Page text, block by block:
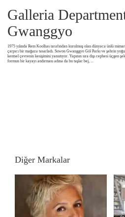
Galleria
Gwanggyo
1975 yılında Rem Koolhas tarafından kurulmuş olan dünyaca ünlü
çarpıcı bir mağaza tasarladı. Suwon Gwanggyo Göl Parkı ve şehrin
kentsel çevrenin kesişimini yansıtıyor. Yapının sıra dışı cephesi
formun bir kayayı andırması adına da bu taşlar bej, ...
Diğer Markalar